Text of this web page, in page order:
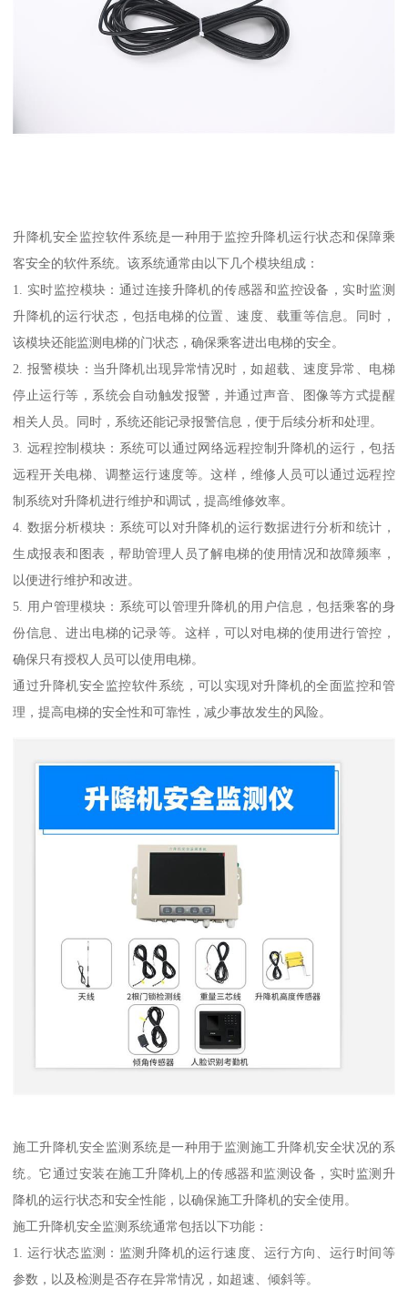
升降机安全监控软件系统是一种用于监控升降机运行状态和保障乘
客安全的软件系统。该系统通常由以下几个模块组成：
1. 实时监控模块：通过连接升降机的传感器和监控设备，实时监测
升降机的运行状态，包括电梯的位置、速度、载重等信息。同时，
该模块还能监测电梯的门状态，确保乘客进出电梯的安全。
2. 报警模块：当升降机出现异常情况时，如超载、速度异常、电梯
停止运行等，系统会自动触发报警，并通过声音、图像等方式提醒
相关人员。同时，系统还能记录报警信息，便于后续分析和处理。
3. 远程控制模块：系统可以通过网络远程控制升降机的运行，包括
远程开关电梯、调整运行速度等。这样，维修人员可以通过远程控
制系统对升降机进行维护和调试，提高维修效率。
4. 数据分析模块：系统可以对升降机的运行数据进行分析和统计，
生成报表和图表，帮助管理人员了解电梯的使用情况和故障频率，
以便进行维护和改进。
5. 用户管理模块：系统可以管理升降机的用户信息，包括乘客的身
份信息、进出电梯的记录等。这样，可以对电梯的使用进行管控，
确保只有授权人员可以使用电梯。
通过升降机安全监控软件系统，可以实现对升降机的全面监控和管
理，提高电梯的安全性和可靠性，减少事故发生的风险。
施工升降机安全监测系统是一种用于监测施工升降机安全状况的系
统。它通过安装在施工升降机上的传感器和监测设备，实时监测升
降机的运行状态和安全性能，以确保施工升降机的安全使用。
施工升降机安全监测系统通常包括以下功能：
1. 运行状态监测：监测升降机的运行速度、运行方向、运行时间等
参数，以及检测是否存在异常情况，如超速、倾斜等。